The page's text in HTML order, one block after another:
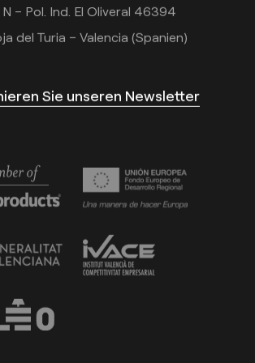
N – Pol. Ind. El Oliveral 46394
del Turia – Valencia (Spanien)
Sie unseren Newsletter